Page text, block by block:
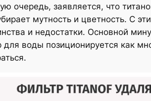
очередь, заявляется, что
мутность и цветность. С
и недостатки. Основной
для воды позиционируется как